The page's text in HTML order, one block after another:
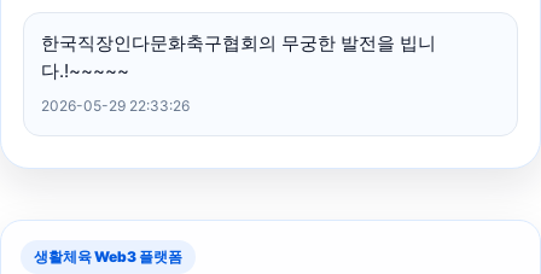
한국직장인다문화축구협회의 무궁한 발전을 빕니
다.!~~~~~
2026-05-29 22:33:26
생활체육 Web3 플랫폼